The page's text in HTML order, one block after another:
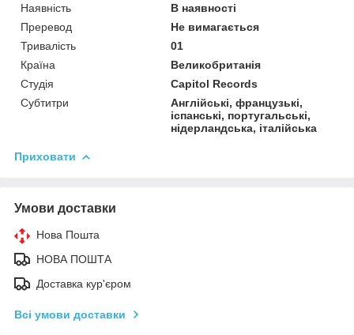
Наявність
В наявності
Преревод
Не вимагається
Тривалість
01
Країна
Великобританія
Студія
Capitol Records
Субтитри
Англійські, французькі,
іспанські, португальські,
нідерландська, італійська
Приховати
Умови доставки
Нова Пошта
НОВА ПОШТА
Доставка кур'єром
Всі умови доставки